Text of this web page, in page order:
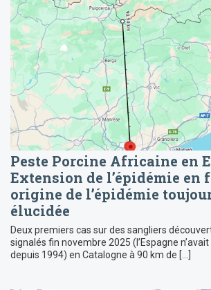
Peste Porcine Africaine en
Extension de l’épidémie en
origine de l’épidémie
élucidée
Deux premiers cas sur des sangliers
signalés fin novembre 2025 (l’Espagne
depuis 1994) en Catalogne à 90 km de […]